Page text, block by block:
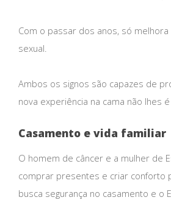
Com o passar dos anos, só
sexual.
Ambos os signos são capazes de
nova experiência na cama não lhes
Casamento e vida familiar
O homem de câncer e a mulher de
comprar presentes e criar conforto
busca segurança no casamento e o